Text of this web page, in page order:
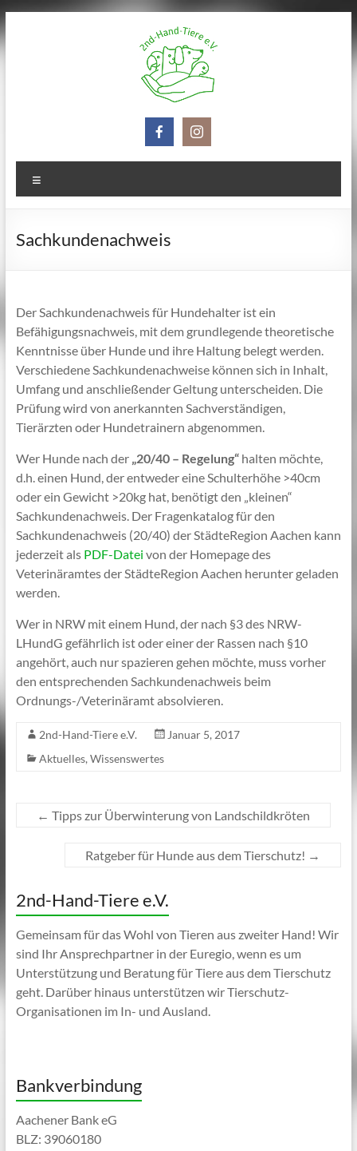
Zum
Inhalt
springen
Hand-
Tiere
Sachkundenachweis
Der Sachkundenachweis für Hundehalter ist ein
Befähigungsnachweis, mit dem grundlegende theoretische
Kenntnisse über Hunde und ihre Haltung belegt werden.
Verschiedene Sachkundenachweise können sich in Inhalt,
Umfang und anschließender Geltung unterscheiden. Die
Prüfung wird von anerkannten Sachverständigen,
Tierärzten oder Hundetrainern abgenommen.
Wer Hunde nach der „20/40 – Regelung“halten möchte,
d.h. einen Hund, der entweder eine Schulterhöhe >40cm
oder ein Gewicht >20kg hat, benötigt den „kleinen“
Sachkundenachweis. Der Fragenkatalog für den
Sachkundenachweis (20/40) der StädteRegion Aachen kann
jederzeit als PDF-Datei von der Homepage des
Veterinäramtes der StädteRegion Aachen herunter geladen
werden.
Wer in NRW mit einem Hund, der nach §3 des NRW-
LHundG gefährlich ist oder einer der Rassen nach §10
angehört, auch nur spazieren gehen möchte, muss vorher
den entsprechenden Sachkundenachweis beim
Ordnungs-/Veterinäramt absolvieren.
2nd-Hand-Tiere e.V.
Januar 5, 2017
Aktuelles, Wissenswertes
← Tipps zur Überwinterung von Landschildkröten
Ratgeber für Hunde aus dem Tierschutz! →
2nd-Hand-Tiere e.V.
Gemeinsam für das Wohl von Tieren aus zweiter Hand! Wir
sind Ihr Ansprechpartner in der Euregio, wenn es um
Unterstützung und Beratung für Tiere aus dem Tierschutz
geht. Darüber hinaus unterstützen wir Tierschutz-
Organisationen im In- und Ausland.
Bankverbindung
Aachener Bank eG
BLZ: 39060180